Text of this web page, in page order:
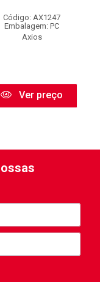
Código: AX1247
Embalagem: PC
Axios
Ver preço